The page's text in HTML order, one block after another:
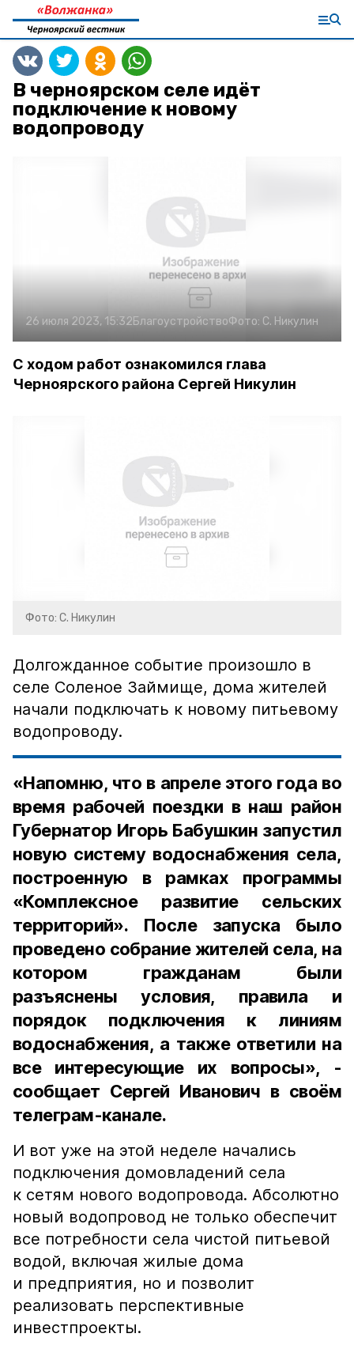
В черноярском селе идёт
подключение к новому
водопроводу
26 июля 2023, 15:32БлагоустройствоФото: С. Никулин
С ходом работ ознакомился глава
Черноярского района Сергей Никулин
Фото: С. Никулин
Долгожданное событие произошло в
селе Соленое Займище, дома жителей
начали подключать к новому питьевому
водопроводу.
«Напомню, что в апреле этого года во
время рабочей поездки в наш район
Губернатор Игорь Бабушкин запустил
новую систему водоснабжения села,
построенную в рамках программы
«Комплексное развитие сельских
территорий». После запуска было
проведено собрание жителей села, на
котором гражданам были
разъяснены условия, правила и
порядок подключения к линиям
водоснабжения, а также ответили на
все интересующие их вопросы», -
сообщает Сергей Иванович в своём
телеграм-канале.
И вот уже на этой неделе начались
подключения домовладений села
к сетям нового водопровода. Абсолютно
новый водопровод не только обеспечит
все потребности села чистой питьевой
водой, включая жилые дома
и предприятия, но и позволит
реализовать перспективные
инвестпроекты.